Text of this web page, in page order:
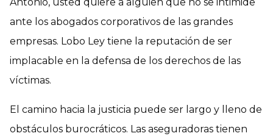
ante los abogados corporativos de las grandes
empresas. Lobo Ley tiene la reputación de ser
implacable en la defensa de los derechos de las
víctimas.
El camino hacia la justicia puede ser largo y lleno de
obstáculos burocráticos. Las aseguradoras tienen